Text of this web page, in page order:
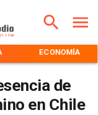
ECONOMÍA
de
en Chile